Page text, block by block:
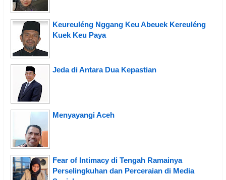
Keureuléng Nggang Keu Abeuek Kereuléng
Kuek Keu Paya
Jeda di Antara Dua Kepastian
Menyayangi Aceh
Fear of Intimacy di Tengah Ramainya
Perselingkuhan dan Perceraian di Media